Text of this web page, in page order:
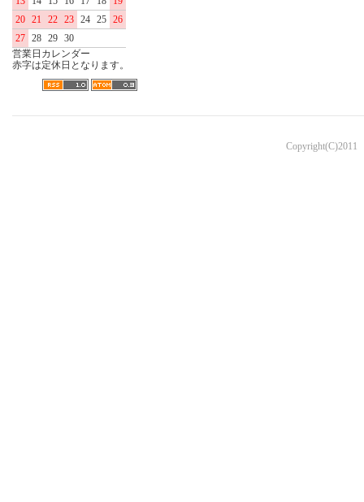
20 21 22 23 24 25 26
27 28 29 30
営業日カレンダー
赤字は定休日となります。